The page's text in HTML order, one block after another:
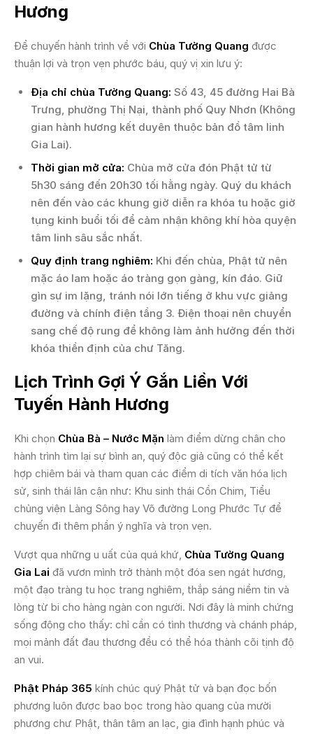
Hương
Để chuyến hành trình về với Chùa Tường Quang được
thuận lợi và trọn vẹn phước báu, quý vị xin lưu ý:
Địa chỉ chùa Tường Quang: Số 43, 45 đường Hai Bà
Trưng, phường Thị Nại, thành phố Quy Nhơn (Không
gian hành hương kết duyên thuộc bản đồ tâm linh
Gia Lai).
Thời gian mở cửa: Chùa mở cửa đón Phật tử từ
5h30 sáng đến 20h30 tối hằng ngày. Quý du khách
nên đến vào các khung giờ diễn ra khóa tu hoặc giờ
tụng kinh buổi tối để cảm nhận không khí hòa quyện
tâm linh sâu sắc nhất.
Quy định trang nghiêm: Khi đến chùa, Phật tử nên
mặc áo lam hoặc áo tràng gọn gàng, kín đáo. Giữ
gìn sự im lặng, tránh nói lớn tiếng ở khu vực giảng
đường và chính điện tầng 3. Điện thoại nên chuyển
sang chế độ rung để không làm ảnh hưởng đến thời
khóa thiền định của chư Tăng.
Lịch Trình Gợi Ý Gắn Liền Với
Tuyến Hành Hương
Khi chọn Chùa Bà – Nước Mặn làm điểm dừng chân cho
hành trình tìm lại sự bình an, quý độc giả cũng có thể kết
hợp chiêm bái và tham quan các điểm di tích văn hóa lịch
sử, sinh thái lân cận như: Khu sinh thái Cồn Chim, Tiểu
chủng viện Làng Sông hay Võ đường Long Phước Tự để
chuyến đi thêm phần ý nghĩa và trọn vẹn.
Vượt qua những u uất của quá khứ, Chùa Tường Quang
Gia Lai đã vươn mình trở thành một đóa sen ngát hương,
một đạo tràng tu học trang nghiêm, thắp sáng niềm tin và
lòng từ bi cho hàng ngàn con người. Nơi đây là minh chứng
sống động cho thấy: chỉ cần có tình thương và chánh pháp,
mọi mảnh đất đau thương đều có thể hóa thành cõi tịnh độ
an vui.
Phật Pháp 365 kính chúc quý Phật tử và bạn đọc bốn
phương luôn được bao bọc trong hào quang của mười
phương chư Phật, thân tâm an lạc, gia đình hạnh phúc và